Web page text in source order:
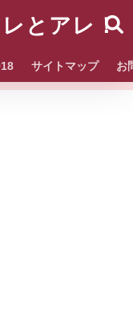
とアレ！
サイトマップ お